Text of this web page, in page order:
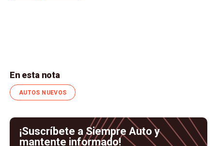
En esta nota
AUTOS NUEVOS
¡Suscríbete a Siempre Auto y
mantente informado!